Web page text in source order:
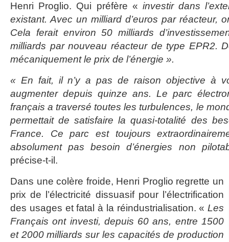
Henri Proglio. Qui préfère « investir dans
existant. Avec un milliard d’euros par réacteur,
Cela ferait environ 50 milliards
milliards par nouveau réacteur de type EPR2.
mécaniquement le prix de l’énergie ».
« En fait, il n’y a pas de raison objective à
augmenter depuis quinze ans. Le parc
français a traversé toutes les turbulences, le
permettait de satisfaire la quasi-totalité des
France. Ce parc est toujours
absolument pas besoin d’énergies non
précise-t-il.
Dans une colère froide, Henri Proglio regrette un
prix de l’électricité dissuasif pour l’électrification
des usages et fatal à la réindustrialisation. « Les
Français ont investi, depuis 60 ans, entre 1500
et 2000 milliards sur les capacités de production